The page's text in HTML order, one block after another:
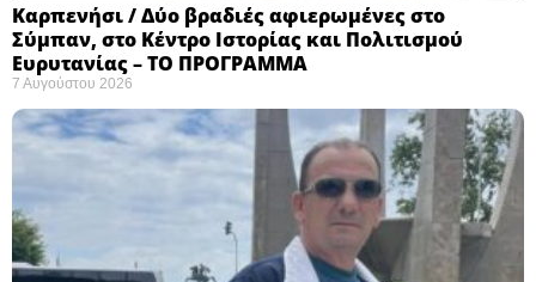
Καρπενήσι / Δύο βραδιές αφιερωμένες στο
Σύμπαν, στο Κέντρο Ιστορίας και Πολιτισμού
Ευρυτανίας – ΤΟ ΠΡΟΓΡΑΜΜΑ
7 Αυγούστου 2026